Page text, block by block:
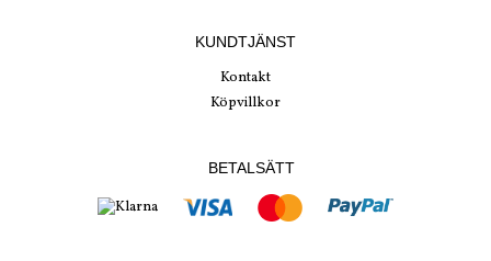
KUNDTJÄNST
Kontakt
Köpvillkor
BETALSÄTT